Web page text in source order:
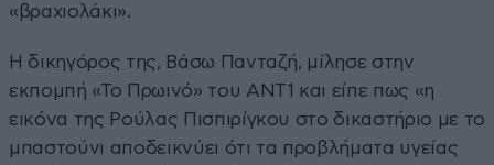
«βραχιολάκι».
Η δικηγόρος της, Βάσω Πανταζή, μίλησε στην
εκπομπή «Το Πρωινό» του ΑΝΤ1 και είπε πως «η
εικόνα της Ρούλας Πισπιρίγκου στο δικαστήριο με το
μπαστούνι αποδεικνύει ότι τα προβλήματα υγείας